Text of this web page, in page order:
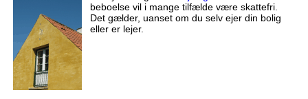
beboelse vil i mange tilfælde være skattefri.
Det gælder, uanset om du selv ejer din bolig
eller er lejer.